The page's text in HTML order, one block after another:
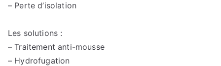
– Perte d’isolation
Les solutions :
– Traitement anti-mousse
– Hydrofugation